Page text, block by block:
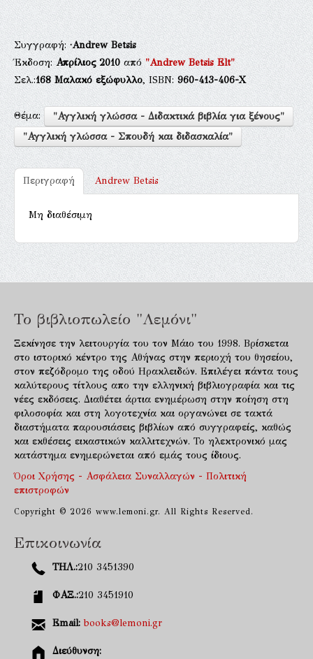
Συγγραφή:·Andrew Betsis
Έκδοση:Απρίλιος 2010από"Andrew Betsis Elt"
Σελ.:168 Μαλακό εξώφυλλο, ISBN:960-413-406-Χ
Θέμα:
"Αγγλική γλώσσα - Διδακτικά βιβλία για ξένους"
"Αγγλική γλώσσα - Σπουδή και διδασκαλία"
Περιγραφή Andrew Betsis
Μη διαθέσιμη
Το βιβλιοπωλείο "Λεμόνι"
Ξεκίνησε την λειτουργία του τον Μάιο του 1998. Βρίσκεται
στο ιστορικό κέντρο της Αθήνας στην περιοχή του θησείου,
στον πεζόδρομο της οδού Ηρακλειδών. Επιλέγει πάντα τους
καλύτερους τίτλους απο την ελληνική βιβλιογραφία και τις
νέες εκδόσεις. Διαθέτει άρτια ενημέρωση στην ποίηση στη
φιλοσοφία και στη λογοτεχνία και οργανώνει σε τακτά
διαστήματα παρουσιάσεις βιβλίων από συγγραφείς, καθώς
και εκθέσεις εικαστικών καλλιτεχνών. Το ηλεκτρονικό μας
κατάστημα ενημερώνεται από εμάς τους ίδιους.
Όροι Χρήσης - Ασφάλεια Συναλλαγών - Πολιτική
επιστροφών
Copyright © 2026 www.lemoni.gr. All Rights Reserved.
Επικοινωνία
ΤΗΛ.:210 3451390
ΦΑΞ.:210 3451910
Email: books@lemoni.gr
Διεύθυνση: